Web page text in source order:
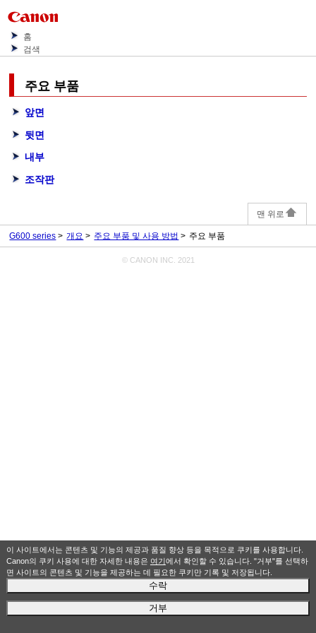
이 사이트에서는 콘텐츠 및 기능의 제공과 품질 향상 등을 목적으로 쿠키를 사용합니다.
Canon의 쿠키 사용에 대한 자세한 내용은 여기에서 확인할 수 있습니다. "거부"를 선택하
면 사이트의 콘텐츠 및 기능을 제공하는 데 필요한 쿠키만 기록 및 저장됩니다.
수락
거부
홈
검색
주요 부품
앞면
뒷면
내부
조작판
맨 위로
G600 series 개요 주요 부품 및 사용 방법 주요 부품
© CANON INC. 2021